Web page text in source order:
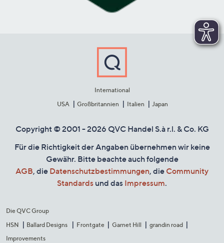
International
USA
Großbritannien Italien Japan
Copyright © 2001 - 2026 QVC Handel S.à r.l. & Co. KG
Für die Richtigkeit der Angaben übernehmen wir keine
Gewähr. Bitte beachte auch folgende
AGB, die Datenschutzbestimmungen, die Community
Standards und das Impressum.
Die QVC Group
HSN
Ballard Designs Frontgate Garnet Hill
grandin road
Improvements